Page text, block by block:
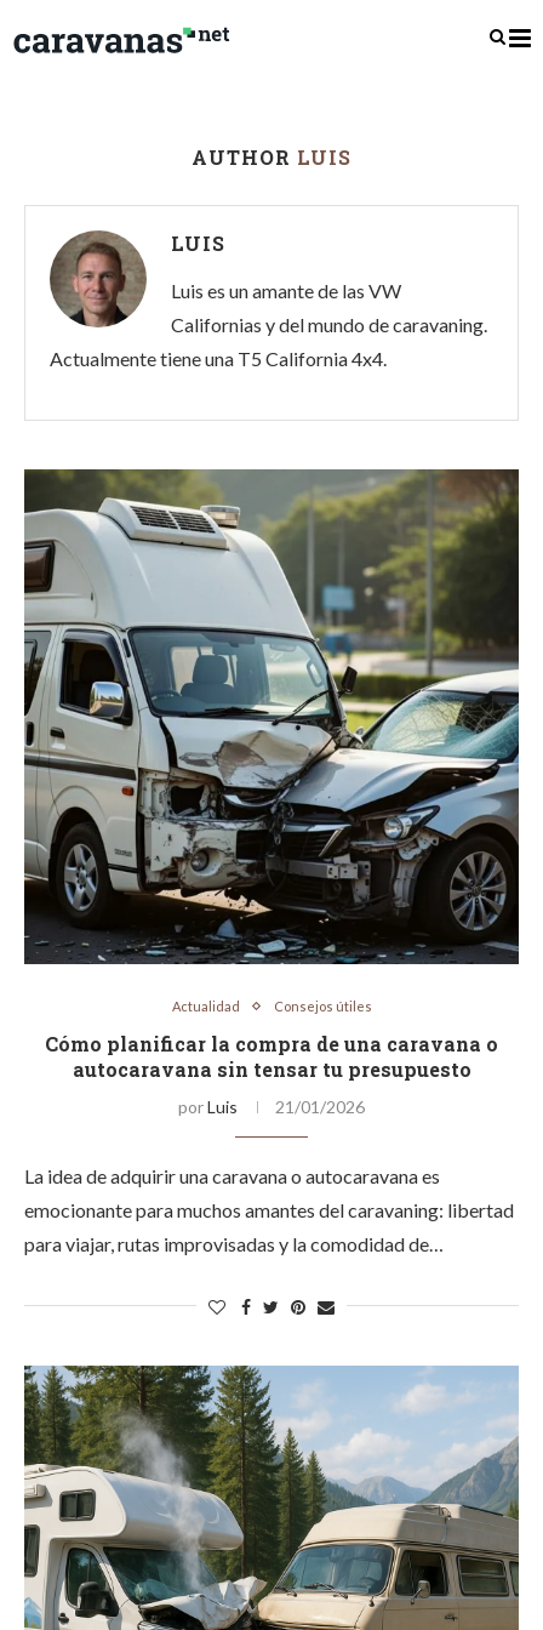
AUTHOR LUIS
LUIS
Luis es un amante de las VW
Californias y del mundo de caravaning.
Actualmente tiene una T5 California 4x4.
Actualidad Consejos útiles
Cómo planificar la compra de una caravana o
autocaravana sin tensar tu presupuesto
porLuis 21/01/2026
La idea de adquirir una caravana o autocaravana es
emocionante para muchos amantes del caravaning: libertad
para viajar, rutas improvisadas y la comodidad de…